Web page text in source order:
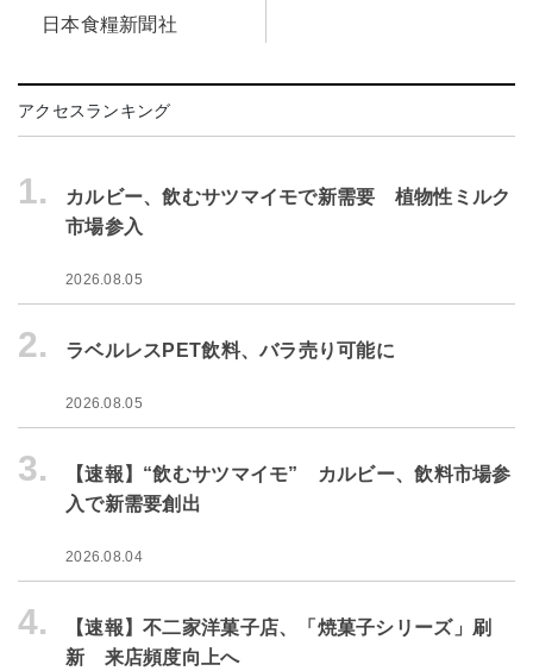
日本食糧新聞社
アクセスランキング
1.
カルビー、飲むサツマイモで新需要 植物性ミルク
市場参入
2026.08.05
2. ラベルレスPET飲料、バラ売り可能に
2026.08.05
3.
【速報】“飲むサツマイモ” カルビー、飲料市場参
入で新需要創出
2026.08.04
4.
【速報】不二家洋菓子店、「焼菓子シリーズ」刷
新 来店頻度向上へ